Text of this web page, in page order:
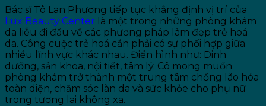
Bác sĩ Tô Lan Phương tiếp tục khẳng định vị trí của
Lux Beauty Center là một trong những phòng khám
da liễu đi đầu về các phương pháp làm đẹp trẻ hoá
da. Công cuộc trẻ hoá cần phải có sự phối hợp giữa
nhiều lĩnh vực khác nhau. Điển hình như: Dinh
dưỡng, sản khoa, nội tiết, tâm lý. Cô mong muốn
phòng khám trở thành một trung tâm chống lão hóa
toàn diện, chăm sóc làn da và sức khỏe cho phụ nữ
trong tương lai không xa.